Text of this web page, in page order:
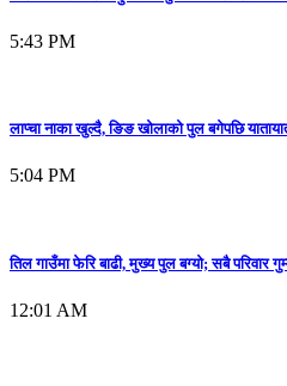
5:43 PM
लाप्चा नाका खुल्दै, ङिङ खोलाको पुल बगेपछि
5:04 PM
तिल गाउँमा फेरि बाढी, मुख्य पुल बग्यो; सबै परिवार
12:01 AM